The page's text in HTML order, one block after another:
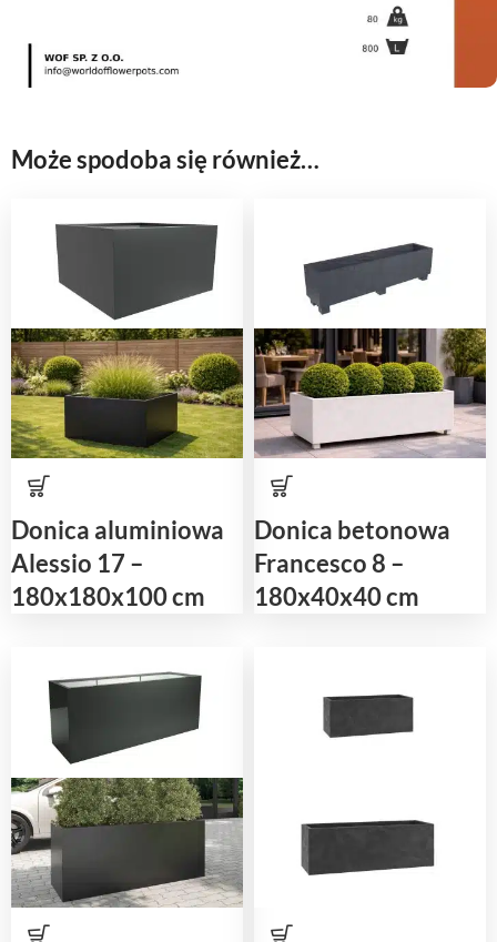
Może spodoba się również…
Donica aluminiowa
Alessio 17 –
180x180x100 cm
Donica betonowa
Francesco 8 –
180x40x40 cm